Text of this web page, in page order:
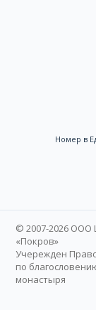
Номер в
© 2007-2026 ООО
«Покров»
Учережден
по
монастыря